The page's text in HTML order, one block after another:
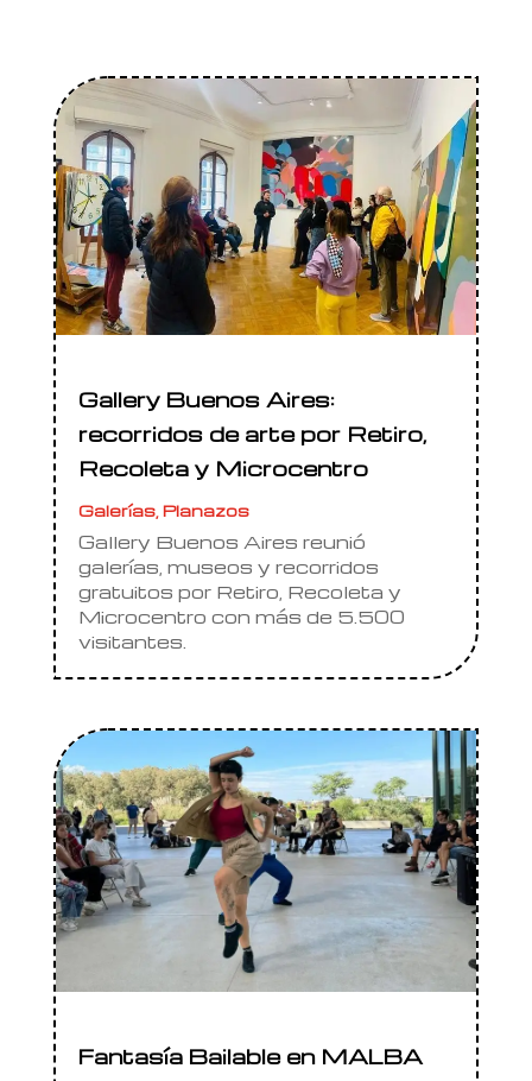
Gallery Buenos Aires:
recorridos de arte por Retiro,
Recoleta y Microcentro
Galerías, Planazos
Gallery Buenos Aires reunió
galerías, museos y recorridos
gratuitos por Retiro, Recoleta y
Microcentro con más de 5.500
visitantes.
Fantasía Bailable en MALBA